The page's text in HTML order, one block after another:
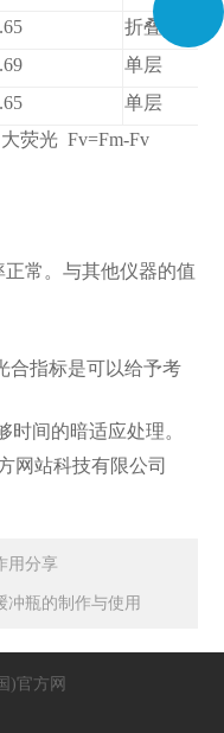
折叠
单层
单层
光 Fv=Fm-Fv
常。与其他仪器的值
合指标是可以给予考
时间的暗适应处理。
方网站科技有限公司
用分享
瓶的制作与使用